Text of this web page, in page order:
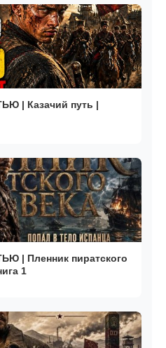
| Казачий путь |
| Пленник пиратского
1